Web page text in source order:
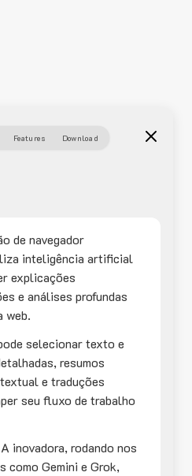
Features Download
de navegador
inteligência artificial
explicações
e análises profundas
web.
selecionar texto e
resumos
e traduções
seu fluxo de trabalho
inovadora, rodando nos
como Gemini e Grok,